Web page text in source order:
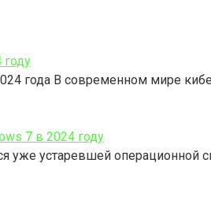
года В современном мире
7 в 2024 году
уже устаревшей операционной